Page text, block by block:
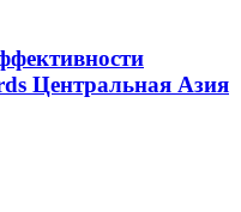
Центральная Азия